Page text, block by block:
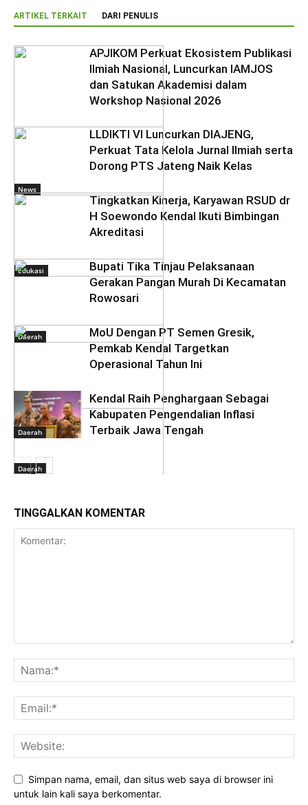
ARTIKEL TERKAIT DARI PENULIS
News
APJIKOM Perkuat Ekosistem Publikasi
Ilmiah Nasional, Luncurkan IAMJOS
dan Satukan Akademisi dalam
Workshop Nasional 2026
Edukasi
LLDIKTI VI Luncurkan DIAJENG,
Perkuat Tata Kelola Jurnal Ilmiah serta
Dorong PTS Jateng Naik Kelas
Daerah
Tingkatkan Kinerja, Karyawan RSUD dr
H Soewondo Kendal Ikuti Bimbingan
Akreditasi
Daerah
Bupati Tika Tinjau Pelaksanaan
Gerakan Pangan Murah Di Kecamatan
Rowosari
Daerah
MoU Dengan PT Semen Gresik,
Pemkab Kendal Targetkan
Operasional Tahun Ini
Daerah
Kendal Raih Penghargaan Sebagai
Kabupaten Pengendalian Inflasi
Terbaik Jawa Tengah
TINGGALKAN KOMENTAR
Simpan nama, email, dan situs web saya di browser ini
untuk lain kali saya berkomentar.